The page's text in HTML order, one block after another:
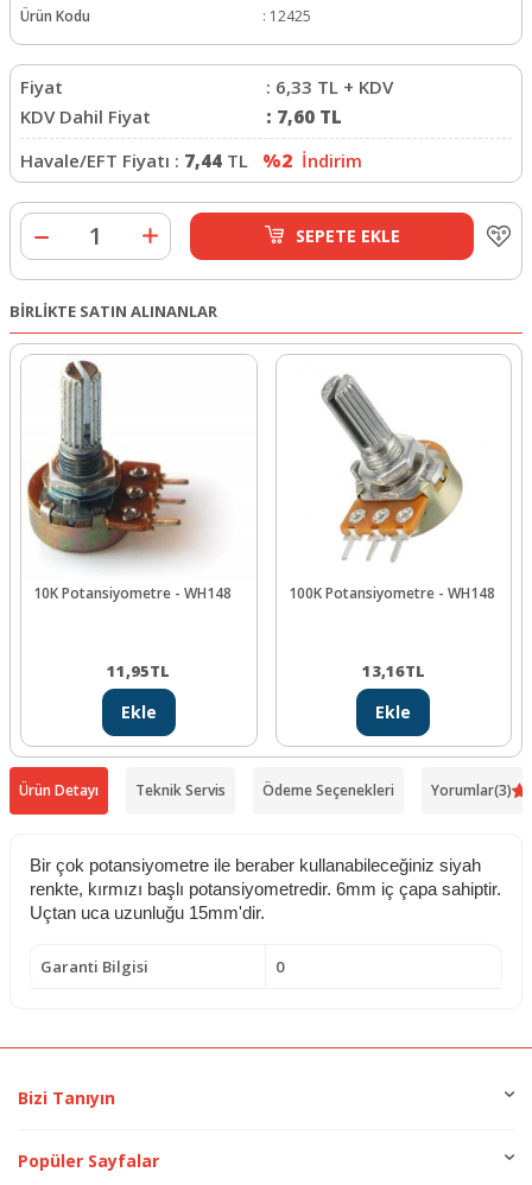
Ürün Kodu
: 12425
Fiyat : 6,33 TL + KDV
KDV Dahil Fiyat
: 7,60 TL
Havale/EFT Fiyatı : 7,44 TL %2 İndirim
SEPETE EKLE
BİRLİKTE SATIN ALINANLAR
10K Potansiyometre - WH148
11,95TL
Ekle
100K Potansiyometre - WH148
13,16TL
Ekle
Ürün Detayı Teknik Servis Ödeme Seçenekleri Yorumlar(3)
Bir çok potansiyometre ile beraber kullanabileceğiniz siyah
renkte, kırmızı başlı potansiyometredir. 6mm iç çapa sahiptir.
Uçtan uca uzunluğu 15mm'dir.
Garanti Bilgisi 0
Bizi Tanıyın
Popüler Sayfalar